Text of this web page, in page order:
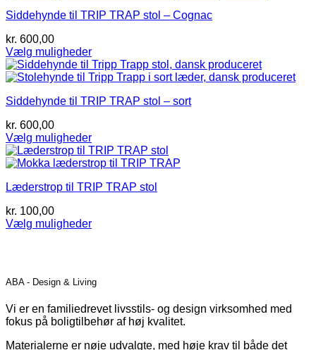
flere
Mulighederne
kan
vælges
på
Siddehynde til TRIP TRAP stol – Cognac
kr. 600,00
Vælg muligheder
Dette
vare
flere
Mulighederne
kan
vælges
på
Siddehynde til TRIP TRAP stol – sort
kr. 600,00
Vælg muligheder
Dette
vare
flere
Mulighederne
kan
Læderstrop til TRIP TRAP stol
kr. 100,00
Vælg muligheder
varianter.
kan
vælges
ABA - Design & Living
Vi er en familiedrevet livsstils- og design virksomhed med
fokus på boligtilbehør af høj kvalitet.
Materialerne er nøje udvalgte, med høje krav til både det